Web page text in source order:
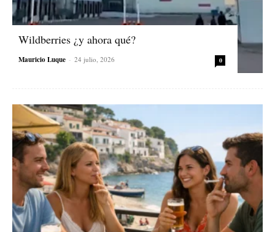
Wildberries ¿y ahora qué?
Mauricio Luque - 24 julio, 2026 0